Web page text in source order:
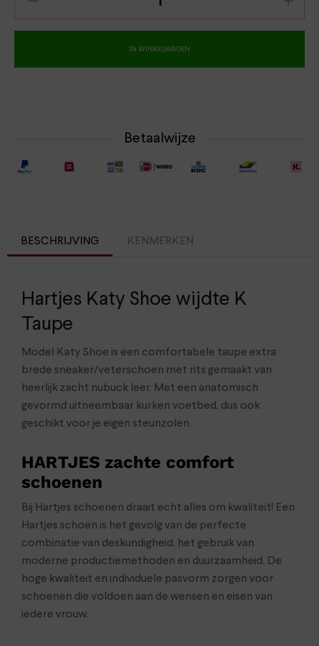
IN WINKELWAGEN
Betaalwijze
BESCHRIJVING KENMERKEN
Hartjes Katy Shoe wijdte K
Taupe
Model Katy Shoe is een comfortabele taupe extra
brede sneaker/veterschoen met rits gemaakt van
heerlijk zacht nubuck leer. Met een anatomisch
gevormd uitneembaar kurken voetbed, dus ook
geschikt voor je eigen steunzolen.
HARTJES zachte comfort
schoenen
Bij Hartjes schoenen draait echt alles om kwaliteit! Een
Hartjes schoen is het gevolg van de perfecte
combinatie van deskundigheid, het gebruik van
moderne productiemethoden en duurzaamheid. De
hoge kwaliteit en individuele pasvorm zorgen voor
schoenen die voldoen aan de wensen en eisen van
iedere vrouw.